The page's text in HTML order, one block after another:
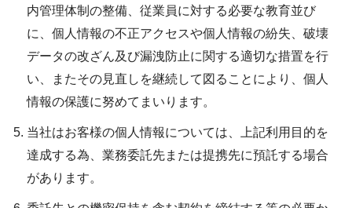
内管理体制の整備、従業員に対する必要な教育並び
に、個人情報の不正アクセスや個人情報の紛失、破壊
データの改ざん及び漏洩防止に関する適切な措置を行
い、またその見直しを継続して図ることにより、個人
情報の保護に努めてまいります。
当社はお客様の個人情報については、上記利用目的を
達成する為、業務委託先または提携先に預託する場合
があります。